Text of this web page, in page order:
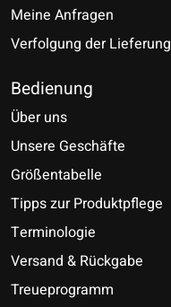
Meine Anfragen
Verfolgung der Lieferung
Bedienung
Über uns
Unsere Geschäfte
Größentabelle
Tipps zur Produktpflege
Terminologie
Versand & Rückgabe
Treueprogramm